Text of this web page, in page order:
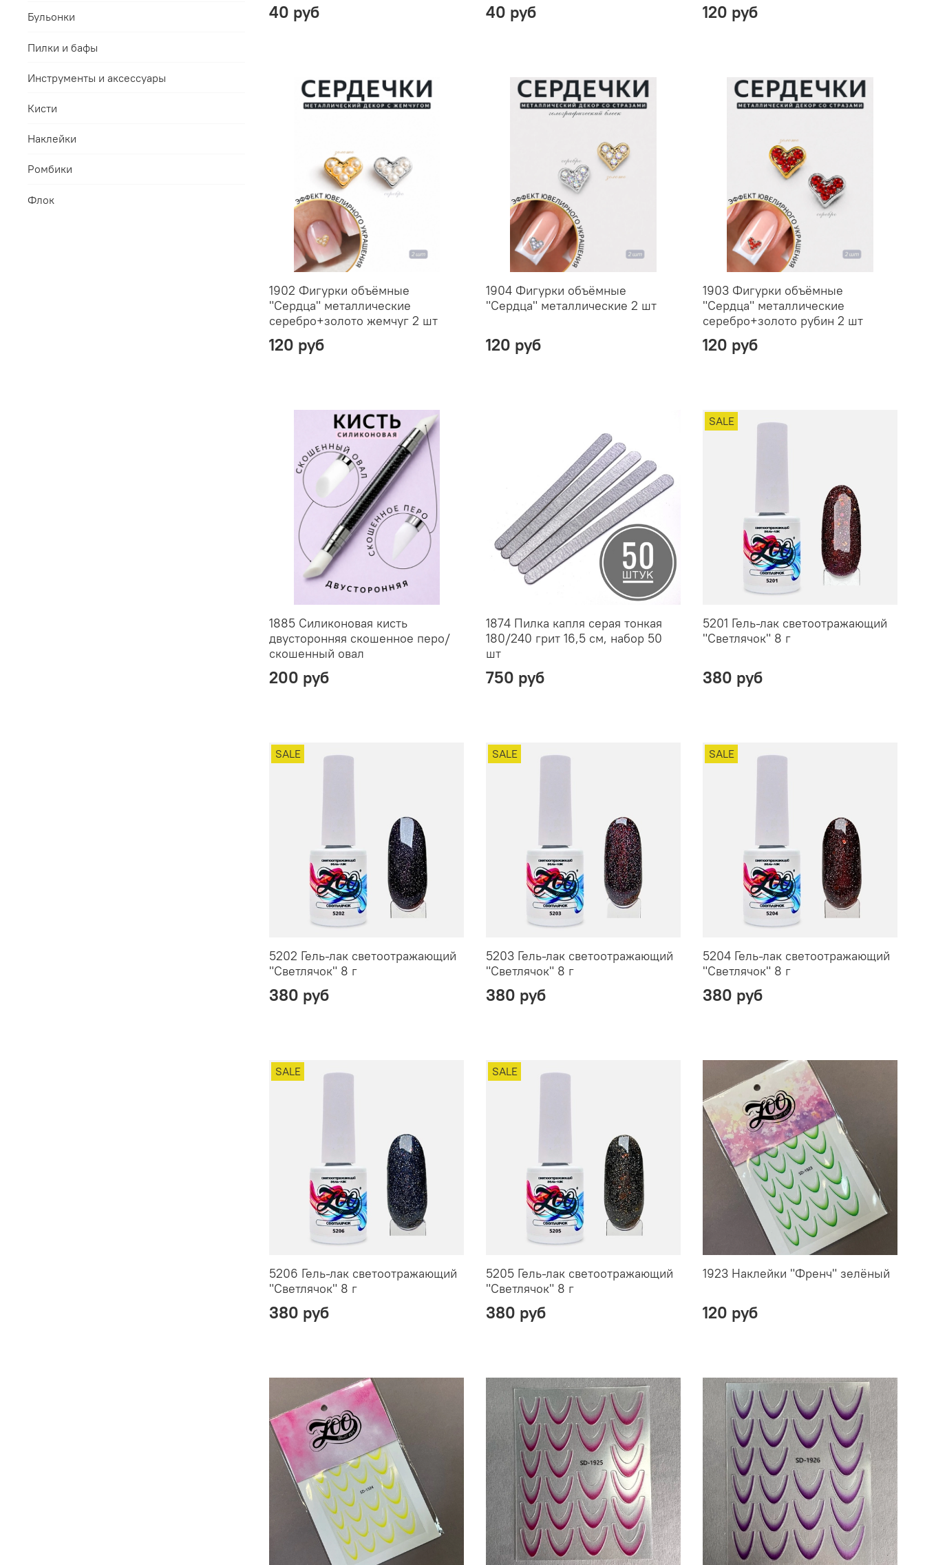
40 руб 40 руб 120 руб
1902 Фигурки объёмные
"Сердца" металлические
серебро+золото жемчуг 2 шт
120 руб
1904 Фигурки объёмные
"Сердца" металлические 2 шт
120 руб
1903 Фигурки объёмные
"Сердца" металлические
серебро+золото рубин 2 шт
120 руб
1885 Силиконовая кисть
двусторонняя скошенное перо/
скошенный овал
200 руб
1874 Пилка капля серая тонкая
180/240 грит 16,5 см, набор 50
шт
750 руб
SALE
5201 Гель-лак светоотражающий
"Светлячок" 8 г
380 руб
SALE
5202 Гель-лак светоотражающий
"Светлячок" 8 г
380 руб
SALE
5203 Гель-лак светоотражающий
"Светлячок" 8 г
380 руб
SALE
5204 Гель-лак светоотражающий
"Светлячок" 8 г
380 руб
SALE
5206 Гель-лак светоотражающий
"Светлячок" 8 г
380 руб
SALE
5205 Гель-лак светоотражающий
"Светлячок" 8 г
380 руб
1923 Наклейки "Френч" зелёный
120 руб
Бульонки
Пилки и бафы
Инструменты и аксессуары
Кисти
Наклейки
Ромбики
Флок